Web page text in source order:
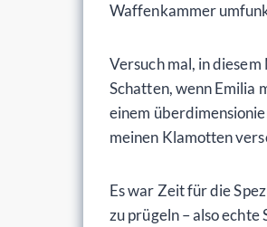
Waffenkammer
Versuch mal, in
Schatten, wenn Emilia
einem
meinen Klamotten
Es war Zeit für die
zu prügeln – also